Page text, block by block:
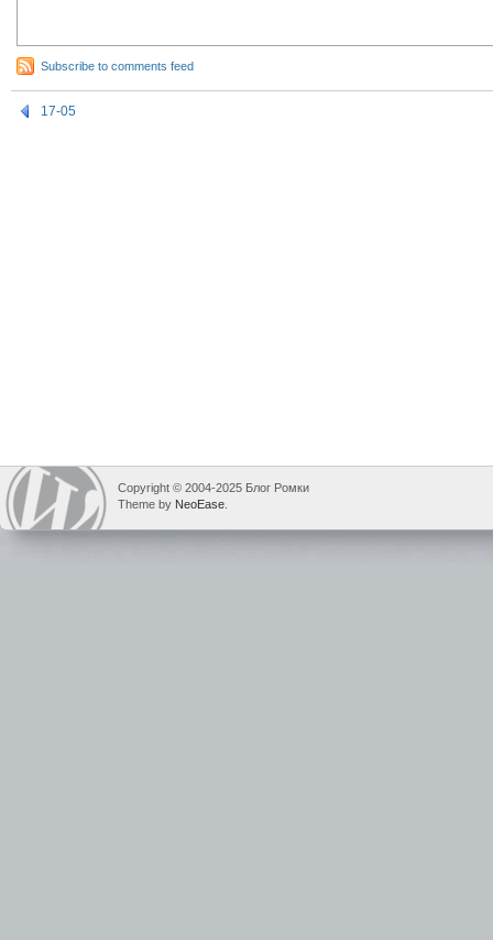
Subscribe to comments feed
17-05
Copyright © 2004-2025 Блог Ромки
Theme by NeoEase